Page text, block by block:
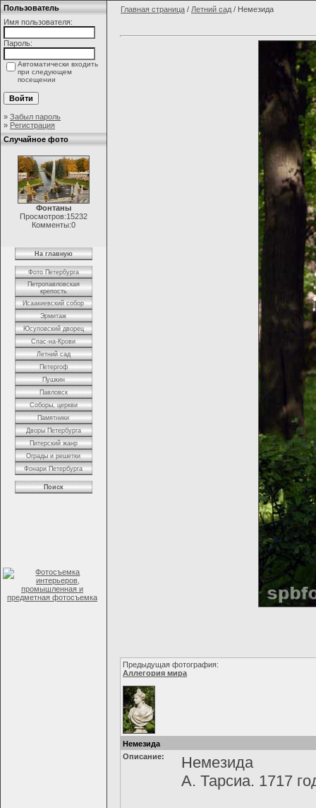
Пользователь
Имя пользователя:
Пароль:
Автоматически входить
при следующем
посещении
» Забыл пароль
» Регистрация
Случайное фото
Фонтаны
Просмотров:15232
Комменты:0
На главную
Фото Петербурга
Петропавловская
крепость
Исаакиевский собор
Эрмитаж
Юсуповский дворец
Спас-на-Крови
Летний сад
Петергоф
Пушкин
Павловск
Соборы, церкви
Памятники
Дворы Петербурга
Питерский жанр
Ограды и решетки
Фонари Петербурга
Поиск
Главная страница / Летний сад / Немезида
Предыдущая фотография:
Аллегория мира
Немезида
Описание:
Немезида
А. Тарсиа. 1717